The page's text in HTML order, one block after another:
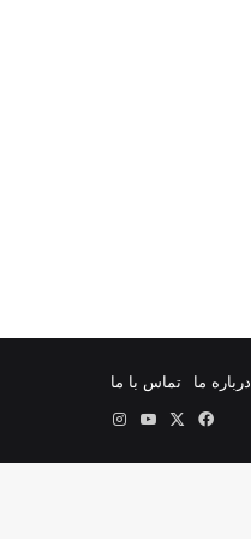
درباره ما
تماس با ما
فیس
یوتیوب